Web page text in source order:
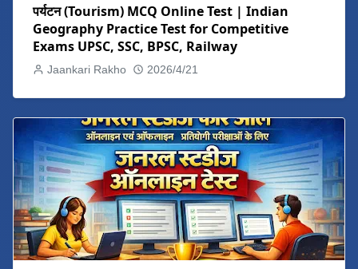
पर्यटन (Tourism) MCQ Online Test | Indian
Geography Practice Test for Competitive
Exams UPSC, SSC, BPSC, Railway
Jaankari Rakho 2026/4/21